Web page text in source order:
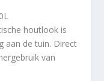
houtlook is
aan de tuin. Direct
van